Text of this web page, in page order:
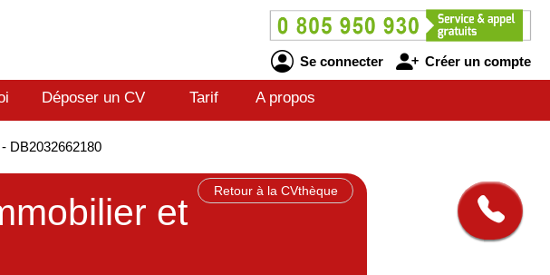
Se connecter Créer un compte
Déposer un CV Tarif A propos
DB2032662180
Retour à la CVthèque
et